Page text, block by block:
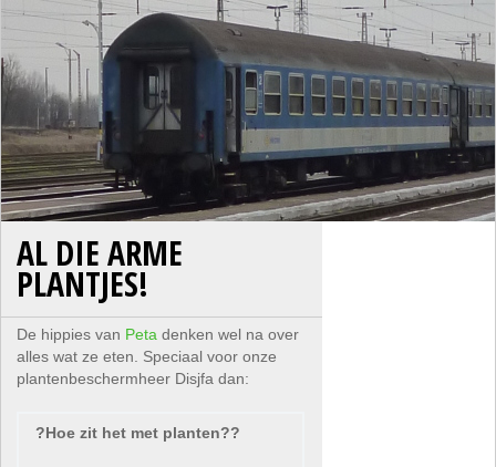
AL DIE ARME
PLANTJES!
De hippies van Peta denken wel na over
alles wat ze eten. Speciaal voor onze
plantenbeschermheer Disjfa dan:
?Hoe zit het met planten??